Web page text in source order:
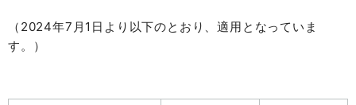
（2024年7月1日より以下のとおり、適用となっていま
す。）